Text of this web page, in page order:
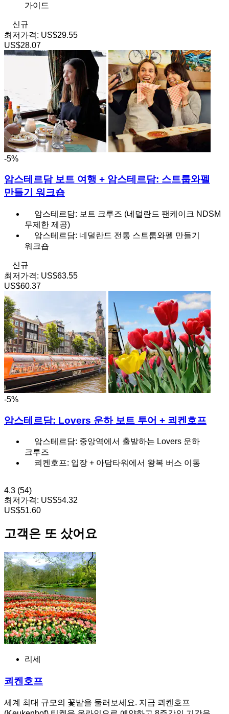
가이드
신규
최저가격: US$29.55
US$28.07
-5%
암스테르담 보트 여행 + 암스테르담: 스트룹와펠
만들기 워크숍
암스테르담: 보트 크루즈 (네덜란드 팬케이크 NDSM
무제한 제공)
암스테르담: 네덜란드 전통 스트룹와펠 만들기
워크숍
신규
최저가격: US$63.55
US$60.37
-5%
암스테르담: Lovers 운하 보트 투어 + 쾨켄호프
암스테르담: 중앙역에서 출발하는 Lovers 운하
크루즈
쾨켄호프: 입장 + 아담타워에서 왕복 버스 이동
4.3 (54)
최저가격: US$54.32
US$51.60
고객은 또 샀어요
리세
쾨켄호프
세계 최대 규모의 꽃밭을 둘러보세요. 지금 쾨켄호프